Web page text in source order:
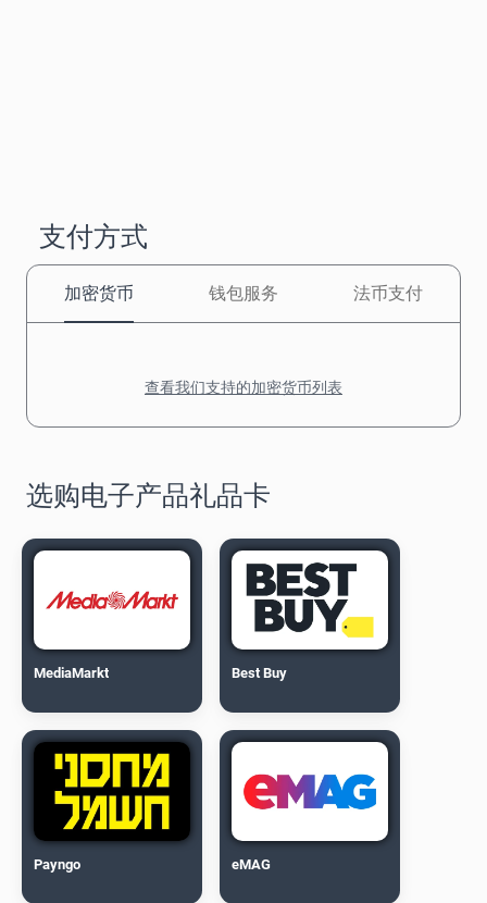
支付方式
加密货币 钱包服务 法币支付
查看我们支持的加密货币列表
选购电子产品礼品卡
MediaMarkt Best Buy
Payngo eMAG